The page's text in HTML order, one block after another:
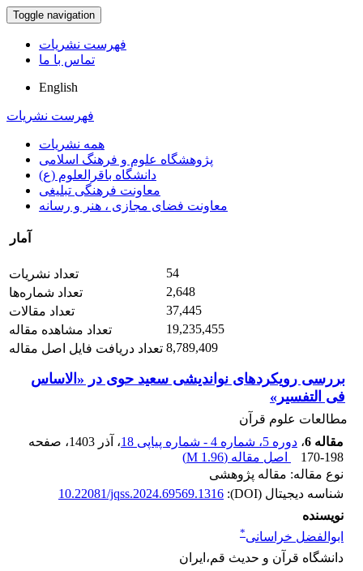
Toggle navigation
فهرست نشریات
تماس با ما
English
فهرست نشریات
همه نشریات
پژوهشگاه علوم و فرهنگ اسلامی
دانشگاه باقرالعلوم (ع)
معاونت فرهنگی تبلیغی
معاونت فضای مجازی ، هنر و رسانه
آمار
تعداد نشریات
54
تعداد شماره‌ها
2,648
تعداد مقالات
37,445
تعداد مشاهده مقاله
19,235,455
تعداد دریافت فایل اصل مقاله 8,789,409
بررسی رویکردهای نواندیشی سعید حوی در «الاساس
فی التفسیر»
مطالعات علوم قرآن
مقاله 6
، دوره 5، شماره 4 - شماره پیاپی 18 ، آذر 1403
، صفحه
170-198
اصل مقاله (1.96 M
)
نوع مقاله: مقاله پژوهشی
شناسه دیجیتال (DOI):
10.22081/jqss.2024.69569.1316
نویسنده
ابوالفضل خراسانی*
دانشگاه قرآن و حدیث قم،ایران